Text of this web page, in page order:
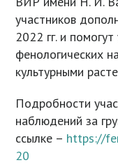
участников
2022 гг. и
фенологических
культурными
Подробности
наблюдений за
ссылке – https://
20